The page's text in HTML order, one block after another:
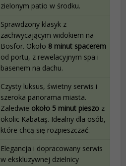
zielonym patio w środku.
Sprawdzony klasyk z
zachwycającym widokiem na
Bosfor. Około 8 minut spacerem
od portu, z rewelacyjnym spa i
basenem na dachu.
Czysty luksus, świetny serwis i
szeroka panorama miasta.
Zaledwie około 5 minut pieszo z
okolic Kabataş. Idealny dla osób,
które chcą się rozpieszczać.
Elegancja i dopracowany serwis
w ekskluzywnej dzielnicy